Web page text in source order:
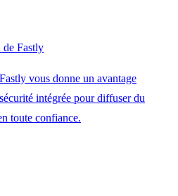
de Fastly
vous donne un avantage
intégrée pour diffuser du
toute confiance.